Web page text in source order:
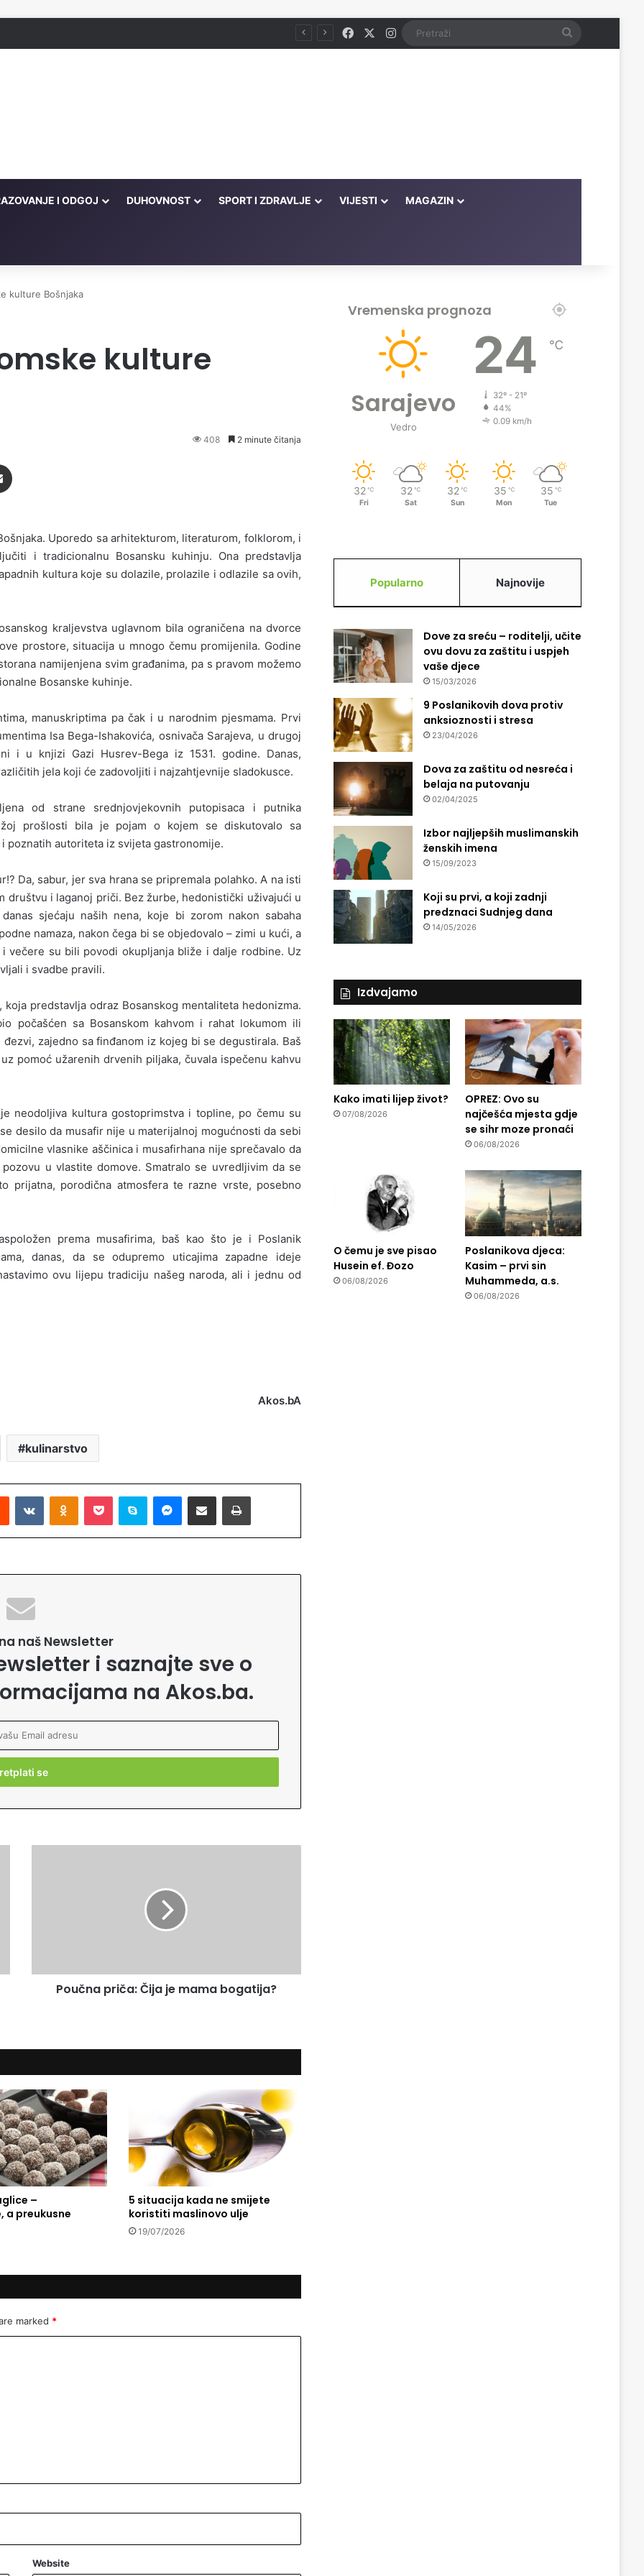
FacebookInstagram Pretraži
I ODGOJ DUHOVNOST SPORT I ZDRAVLJE VIJESTI MAGAZIN
kulture Bošnjaka
kulture
408 2 minute čitanja
Uporedo sa arhitekturom, literaturom, folklorom, i
i tradicionalnu Bosansku kuhinju. Ona predstavlja
kultura koje su dolazile, prolazile i odlazile sa ovih,
kraljevstva uglavnom bila ograničena na dvorce
prostore, situacija u mnogo čemu promijenila. Godine
namijenjena svim građanima, pa s pravom možemo
Bosanske kuhinje.
manuskriptima pa čak i u narodnim pjesmama. Prvi
Isa Bega-Ishakovića, osnivača Sarajeva, u drugoj
i u knjizi Gazi Husrev-Bega iz 1531. godine. Danas,
jela koji će zadovoljiti i najzahtjevnije sladokusce.
od strane srednjovjekovnih putopisaca i putnika
prošlosti bila je pojam o kojem se diskutovalo sa
poznatih autoriteta iz svijeta gastronomije.
Da, sabur, jer sva hrana se pripremala polahko. A na isti
društvu i laganoj priči. Bez žurbe, hedonistički uživajući u
sjećaju naših nena, koje bi zorom nakon sabaha
namaza, nakon čega bi se objedovalo – zimi u kući, a
večere su bili povodi okupljanja bliže i dalje rodbine. Uz
i svadbe pravili.
predstavlja odraz Bosanskog mentaliteta hedonizma.
počašćen sa Bosanskom kahvom i rahat lokumom ili
zajedno sa finđanom iz kojeg bi se degustirala. Baš
pomoć užarenih drvenih piljaka, čuvala ispečenu kahvu
neodoljiva kultura gostoprimstva i topline, po čemu su
desilo da musafir nije u materijalnoj mogućnosti da sebi
vlasnike aščinica i musafirhana nije sprečavalo da
u vlastite domove. Smatralo se uvredljivim da se
prijatna, porodična atmosfera te razne vrste, posebno
prema musafirima, baš kao što je i Poslanik
danas, da se odupremo uticajima zapadne ideje
ovu lijepu tradiciju našeg naroda, ali i jednu od
Akos.bA
kulinarstvo
Reddit VKontakte Odnoklassniki Pocket Skype Messenger Podijeli putem Emaila Printaj
naš Newsletter
i saznajte sve o
na Akos.ba.
i
i
a
j
e
m
a
m
a
b
o
g
j
Poučna priča: Čija je mama bogatija?
–
a preukusne
5 situacija kada ne smijete
koristiti maslinovo ulje
19/07/2026
marked *
Website
Vremenska prognoza
Sarajevo
Vedro
24 ℃
32º - 21º
44%
0.09 km/h
32 ℃
Fri
32 ℃
Sat
32 ℃
Sun
35 ℃
Mon
35 ℃
Tue
Popularno Najnovije
Dove za sreću – roditelji, učite
ovu dovu za zaštitu i uspjeh
vaše djece
15/03/2026
9 Poslanikovih dova protiv
anksioznosti i stresa
23/04/2026
Dova za zaštitu od nesreća i
belaja na putovanju
02/04/2025
Izbor najljepših muslimanskih
ženskih imena
15/09/2023
Koji su prvi, a koji zadnji
predznaci Sudnjeg dana
14/05/2026
Izdvajamo
Kako imati lijep život?
07/08/2026
OPREZ: Ovo su
najčešća mjesta gdje
se sihr moze pronaći
06/08/2026
O čemu je sve pisao
Husein ef. Đozo
06/08/2026
Poslanikova djeca:
Kasim – prvi sin
Muhammeda, a.s.
06/08/2026